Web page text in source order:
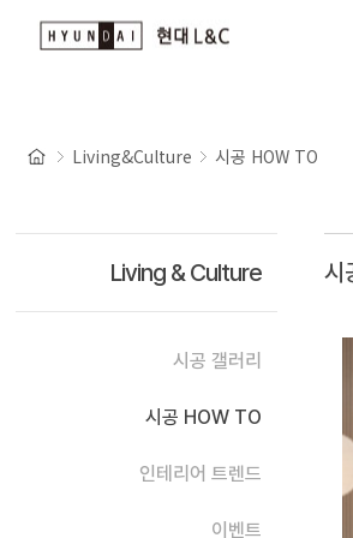
Living&Culture 시공 HOW TO
Living & Culture
시공 갤러리
시공 HOW TO
인테리어 트렌드
이벤트
시